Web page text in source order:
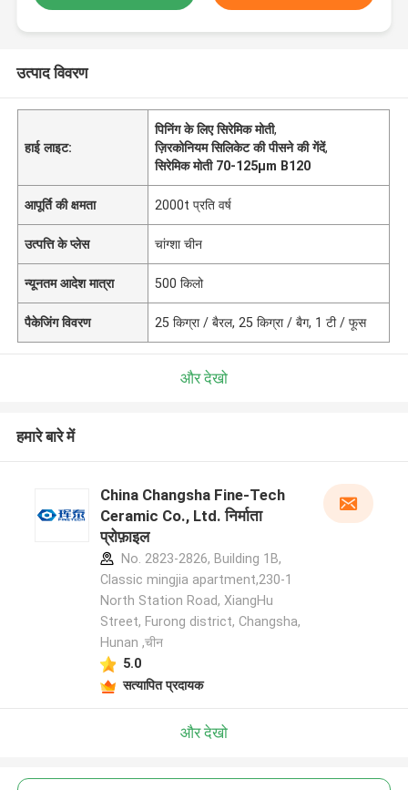
उत्पाद विवरण
हाई लाइट:
पिनिंग के लिए सिरेमिक मोती,
ज़िरकोनियम सिलिकेट की पीसने की गेंदें,
सिरेमिक मोती 70-125μm B120
आपूर्ति की क्षमता 2000t प्रति वर्ष
उत्पत्ति के प्लेस चांग्शा चीन
न्यूनतम आदेश मात्रा 500 किलो
पैकेजिंग विवरण 25 किग्रा / बैरल, 25 किग्रा / बैग, 1 टी / फूस
और देखो
हमारे बारे में
China Changsha Fine-Tech
Ceramic Co., Ltd. निर्माता
प्रोफ़ाइल
No. 2823-2826, Building 1B,
Classic mingjia apartment,230-1
North Station Road, XiangHu
Street, Furong district, Changsha,
Hunan ,चीन
5.0
सत्यापित प्रदायक
और देखो